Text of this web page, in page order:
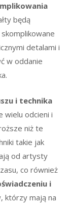
będą
detalami i
w oddanie
i technika
wielu odcieni i
niż te
takie jak
od artysty
co również
i
którzy mają na